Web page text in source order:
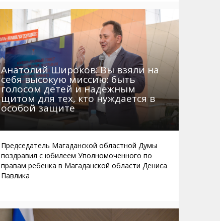
Анатолий Широков: Вы взяли на
себя высокую миссию: быть
голосом детей и надежным
щитом для тех, кто нуждается в
особой защите
Председатель Магаданской областной Думы
поздравил с юбилеем Уполномоченного по
правам ребенка в Магаданской области Дениса
Павлика